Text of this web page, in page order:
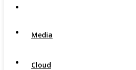
Media
Cloud